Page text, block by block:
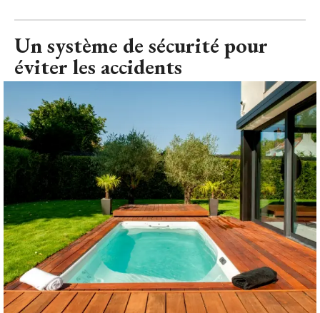
Un système de sécurité pour
éviter les accidents